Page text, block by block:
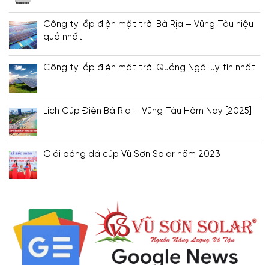
Công ty lắp điện mặt trời Bà Rịa – Vũng Tàu hiệu
quả nhất
Công ty lắp điện mặt trời Quảng Ngãi uy tín nhất
Lịch Cúp Điện Bà Rịa – Vũng Tàu Hôm Nay [2025]
Giải bóng đá cúp Vũ Sơn Solar năm 2023